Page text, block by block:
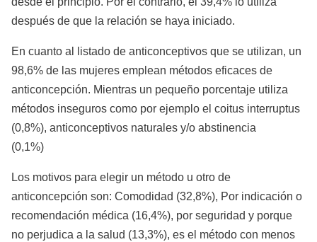
después de que la relación se haya iniciado.
En cuanto al listado de anticonceptivos que se utilizan, un
98,6% de las mujeres emplean métodos eficaces de
anticoncepción. Mientras un pequeño porcentaje utiliza
métodos inseguros como por ejemplo el coitus interruptus
(0,8%), anticonceptivos naturales y/o abstinencia
Los motivos para elegir un método u otro de
anticoncepción son: Comodidad (32,8%), Por indicación o
recomendación médica (16,4%), por seguridad y porque
no perjudica a la salud (13,3%), es el método con menos